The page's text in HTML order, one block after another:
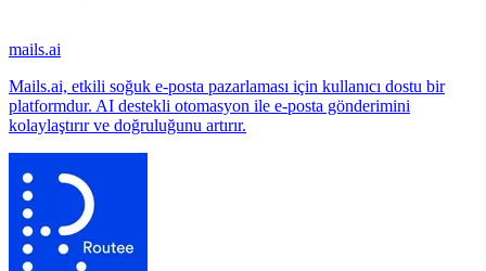
mails.ai
Mails.ai, etkili soğuk e-posta pazarlaması için kullanıcı dostu bir
platformdur. AI destekli otomasyon ile e-posta gönderimini
kolaylaştırır ve doğruluğunu artırır.